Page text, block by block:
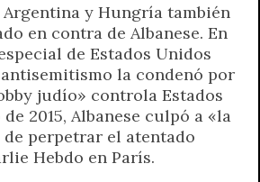
Argentina y Hungría también
en contra de Albanese. En
de Estados Unidos
la condenó por
judío» controla Estados
2015, Albanese culpó a «la
de perpetrar el atentado
Hebdo en París.